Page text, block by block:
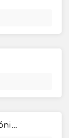
Segunda parte de la crónica del Perú, que trata del señorio de los Incas Yupanquis y de sus grandes hechos y gobernacion